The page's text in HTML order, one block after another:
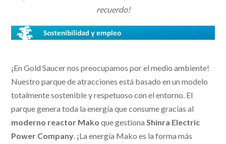
recuerdo!
¡En Gold Saucer nos preocupamos por el medio ambiente!
Nuestro parque de atracciones está basado en un modelo
totalmente sostenible y respetuoso con el entorno. El
parque genera toda la energía que consume gracias al
moderno reactor Mako que gestionaShinra Electric
Power Company. ¡La energía Mako es la forma más